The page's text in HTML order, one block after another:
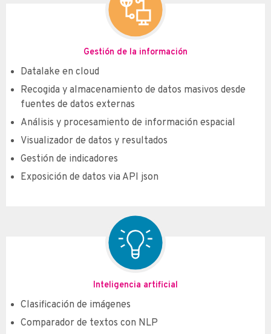
Gestión de la información
Datalake en cloud
Recogida y almacenamiento de datos masivos desde
fuentes de datos externas
Análisis y procesamiento de información espacial
Visualizador de datos y resultados
Gestión de indicadores
Exposición de datos via API json
Inteligencia artificial
Clasificación de imágenes
Comparador de textos con NLP